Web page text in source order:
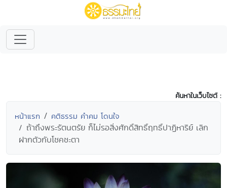
ค้นหาในเว็บไซต์ :
หน้าแรก คติธรรม คำคม โดนใจ
ถ้าถึงพระรัตนตรัย ก็ไม่รอสิ่งศักดิ์สิทธิ์ฤทธิ์ปาฏิหาริย์ เลิก
ฝากตัวกับโชคชะตา